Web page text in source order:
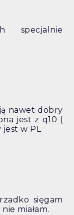
specjalnie
nawet dobry
jest z q10 (
jest w PL
sięgam
miałam.